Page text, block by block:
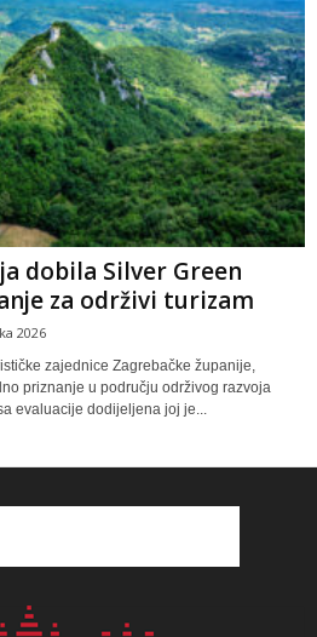
dobila Silver Green
za održivi turizam
2026
zajednice Zagrebačke županije,
priznanje u području održivog razvoja
evaluacije dodijeljena joj je...